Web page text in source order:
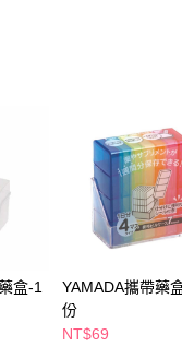
付方式。 讓您購物簡單
轉至「AFTEE先享後付」
帳。
盒-1
YAMADA攜帶藥
份
NT$69